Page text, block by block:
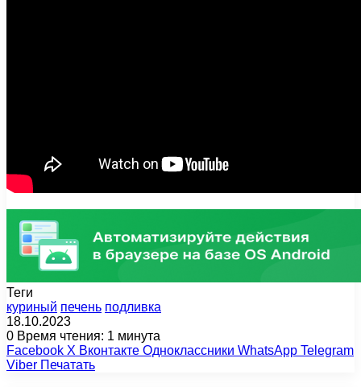
Теги
куриный печень подливка
18.10.2023
0 Время чтения: 1 минута
Facebook X Вконтакте Одноклассники WhatsApp Telegram
Viber Печатать